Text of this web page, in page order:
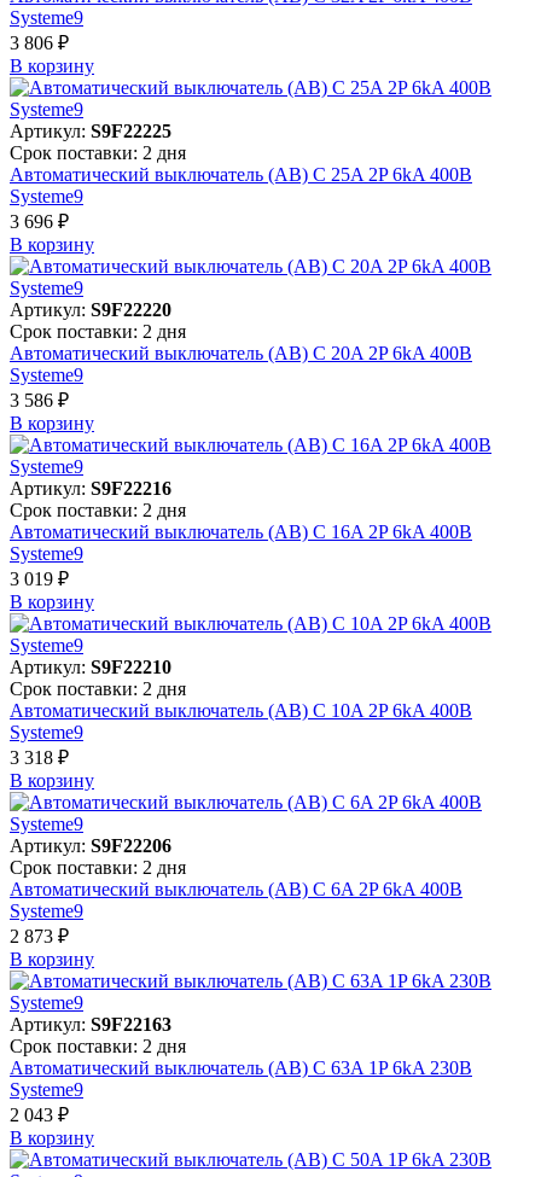
Systeme9
3 806 ₽
В корзинy
Артикул: S9F22225
Срок поставки: 2 дня
Автоматический выключатель (АВ) C 25A 2P 6kA 400В
Systeme9
3 696 ₽
В корзинy
Артикул: S9F22220
Срок поставки: 2 дня
Автоматический выключатель (АВ) C 20A 2P 6kA 400В
Systeme9
3 586 ₽
В корзинy
Артикул: S9F22216
Срок поставки: 2 дня
Автоматический выключатель (АВ) C 16A 2P 6kA 400В
Systeme9
3 019 ₽
В корзинy
Артикул: S9F22210
Срок поставки: 2 дня
Автоматический выключатель (АВ) C 10A 2P 6kA 400В
Systeme9
3 318 ₽
В корзинy
Артикул: S9F22206
Срок поставки: 2 дня
Автоматический выключатель (АВ) C 6A 2P 6kA 400В
Systeme9
2 873 ₽
В корзинy
Артикул: S9F22163
Срок поставки: 2 дня
Автоматический выключатель (АВ) C 63A 1P 6kA 230В
Systeme9
2 043 ₽
В корзинy